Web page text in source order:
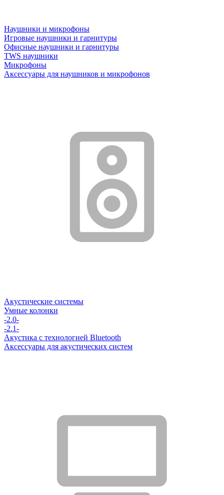
Наушники и микрофоны
Игровые наушники и гарнитуры
Офисные наушники и гарнитуры
TWS наушники
Микрофоны
Аксессуары для наушников и микрофонов
Акустические системы
Умные колонки
-2.0-
-2.1-
Акустика с технологией Bluetooth
Аксессуары для акустических систем